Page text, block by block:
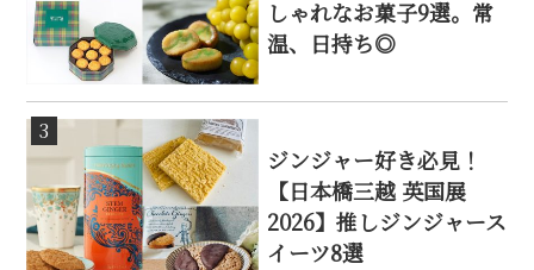
しゃれなお菓子9選。常
温、日持ち◎
3
ジンジャー好き必見！
【日本橋三越 英国展
2026】推しジンジャース
イーツ8選